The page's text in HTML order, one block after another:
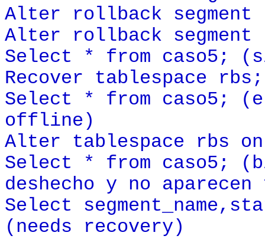
Alter rollback segment
Alter rollback segment
Select * from caso5;
Recover tablespace rbs;
Select * from caso5;
offline)
Alter tablespace rbs
Select * from caso5;
deshecho y no
Select
(needs recovery)